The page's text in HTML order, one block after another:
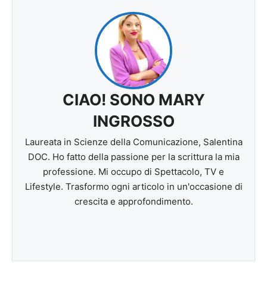
CIAO! SONO MARY
INGROSSO
Laureata in Scienze della Comunicazione, Salentina
DOC. Ho fatto della passione per la scrittura la mia
professione. Mi occupo di Spettacolo, TV e
Lifestyle. Trasformo ogni articolo in un'occasione di
crescita e approfondimento.